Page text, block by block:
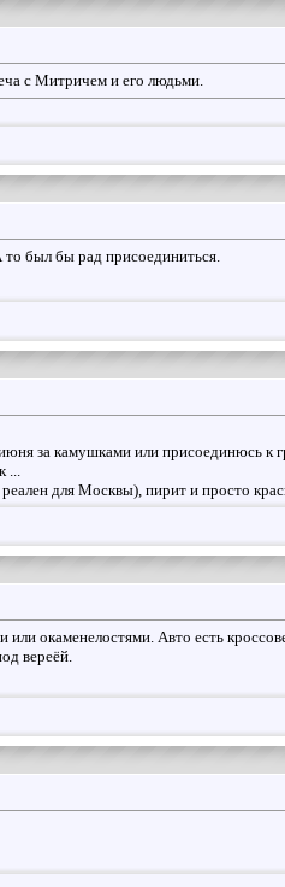
с Митричем и его людьми.
был бы рад присоединиться.
за камушками или присоединюсь к
...
для Москвы), пирит и просто
окаменелостями. Авто есть
вереёй.